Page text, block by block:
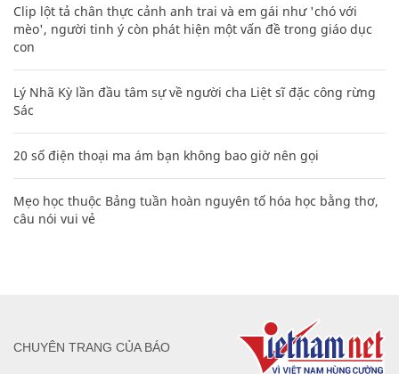
Clip lột tả chân thực cảnh anh trai và em gái như 'chó với
mèo', người tinh ý còn phát hiện một vấn đề trong giáo dục
con
Lý Nhã Kỳ lần đầu tâm sự về người cha Liệt sĩ đặc công rừng
Sác
20 số điện thoại ma ám bạn không bao giờ nên gọi
Mẹo học thuộc Bảng tuần hoàn nguyên tố hóa học bằng thơ,
câu nói vui vẻ
CHUYÊN TRANG CỦA BÁO